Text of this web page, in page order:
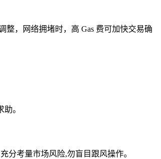
整，网络拥堵时，高 Gas 费可加快交易确
。
分考量市场风险,勿盲目跟风操作。